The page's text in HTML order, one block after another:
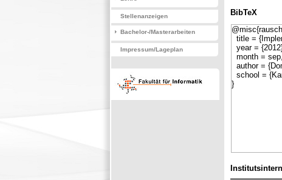
Stellenanzeigen
Bachelor-/Masterarbeiten
Impressum/Lageplan
BibTeX